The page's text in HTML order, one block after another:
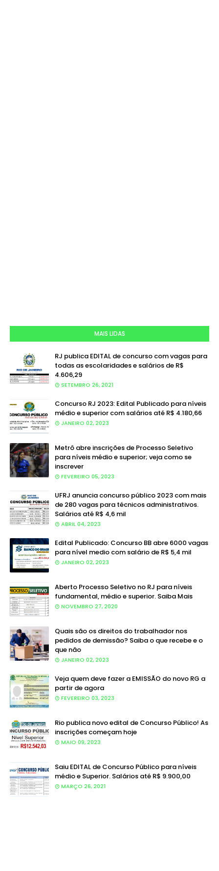
MAIS LIDAS
RJ publica EDITAL de concurso com vagas para
todas as escolaridades e salários de R$
4.606,29
SETEMBRO 26, 2021
Concurso RJ 2023: Edital Publicado para níveis
médio e superior com salários até R$ 4.180,66
JANEIRO 02, 2023
Metrô abre inscrições de Processo Seletivo
para níveis médio e superior; veja como se
inscrever
FEVEREIRO 05, 2023
UFRJ anuncia concurso público 2023 com mais
de 280 vagas para técnicos administrativos.
Salários até R$ 4,6 mil
ABRIL 04, 2023
Edital Publicado: Concurso BB abre 6000 vagas
para nível medio com salário de R$ 5,4 mil
JANEIRO 02, 2023
Aberto Processo Seletivo no RJ para níveis
fundamental, médio e superior. Saiba Mais
NOVEMBRO 27, 2020
Quais são os direitos do trabalhador nos
pedidos de demissão? Saiba o que recebe e o
que não
JANEIRO 02, 2023
Veja quem deve fazer a EMISSÃO do novo RG a
partir de agora
FEVEREIRO 03, 2023
Rio publica novo edital de Concurso Público! As
inscrições começam hoje
MAIO 09, 2023
Saiu EDITAL de Concurso Público para níveis
médio e Superior. Salários até R$ 9.900,00
MARÇO 26, 2021